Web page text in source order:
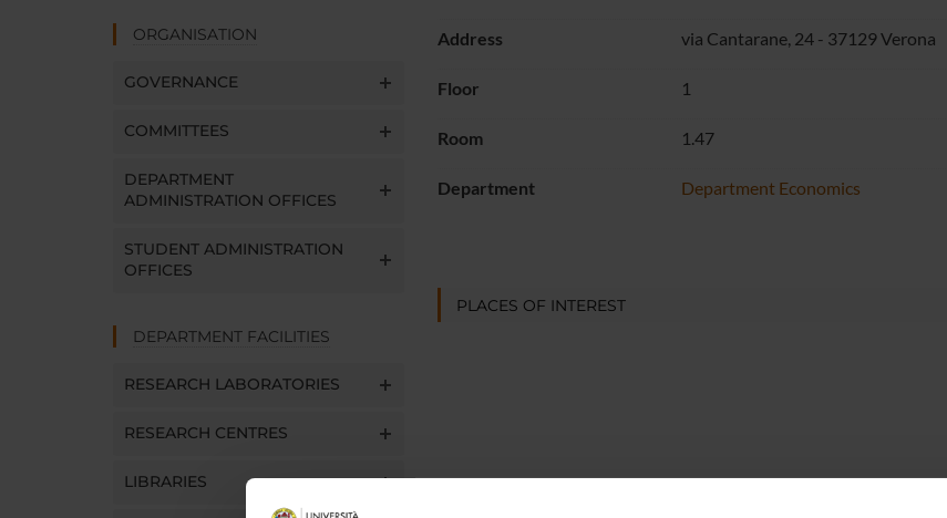
ORGANISATION
GOVERNANCE
COMMITTEES
DEPARTMENT
ADMINISTRATION OFFICES
STUDENT ADMINISTRATION
OFFICES
DEPARTMENT FACILITIES
RESEARCH LABORATORIES
RESEARCH CENTRES
LIBRARIES
Address via Cantarane, 24 - 37129 Verona
Floor 1
Room 1.47
Department Department Economics
PLACES OF INTEREST